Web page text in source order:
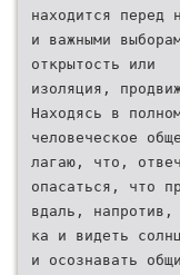
находится перед
и важными
открытость или
изоляция,
Находясь в
человеческое
лагаю, что,
опасаться, что
вдаль, напротив,
ка и видеть
и осознавать